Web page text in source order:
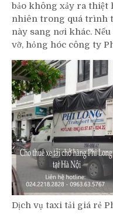
bảo không xảy ra thiệt
nhiên trong quá trình
này sang nơi khác.
vỡ, hỏng hóc công ty
Dịch vụ taxi tải giá rẻ